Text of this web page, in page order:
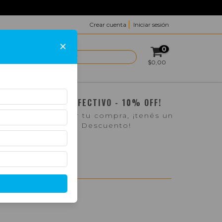
Crear cuenta Iniciar sesión
0
$0,00
¡PAGO EN EFECTIVO - 10% OFF!
Si pasás a retirar tu compra, ¡tenés un
10% de Descuento!
×